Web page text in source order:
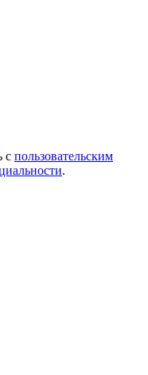
с пользовательским
.